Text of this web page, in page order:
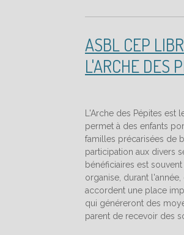
ASBL CEP
L'ARCHE DES
L'Arche des Pépites est
permet à des enfants
familles précarisées de
participation aux divers
bénéficiaires est
organise, durant
accordent une place
qui généreront des
parent de recevoir des